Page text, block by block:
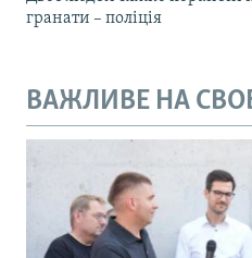
гранати – поліція
ВАЖЛИВЕ НА